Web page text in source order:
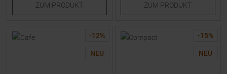
ZUM PRODUKT ZUM PRODUKT
-12%
NEU
-15%
NEU